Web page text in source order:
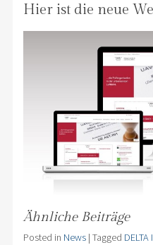
Hier ist die neue
Ähnliche Beiträge
Posted in News | Tagged DELTA